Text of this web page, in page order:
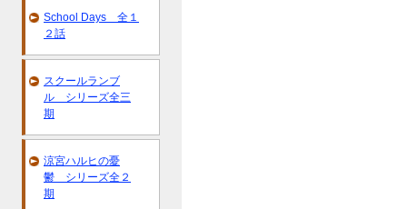
School Days 全１
２話
スクールランブ
ル シリーズ全三
期
涼宮ハルヒの憂
鬱 シリーズ全２
期